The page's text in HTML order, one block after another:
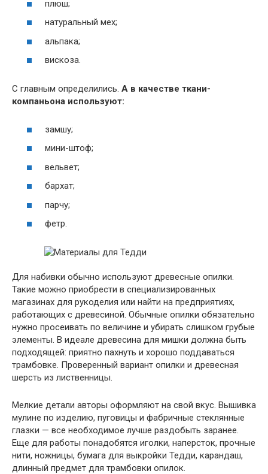
плюш;
натуральный мех;
альпака;
вискоза.
С главным определились. А в качестве ткани-
компаньона используют:
замшу;
мини-штоф;
вельвет;
бархат;
парчу;
фетр.
Для набивки обычно используют древесные опилки.
Такие можно приобрести в специализированных
магазинах для рукоделия или найти на предприятиях,
работающих с древесиной. Обычные опилки обязательно
нужно просеивать по величине и убирать слишком грубые
элементы. В идеале древесина для мишки должна быть
подходящей: приятно пахнуть и хорошо поддаваться
трамбовке. Проверенный вариант опилки и древесная
шерсть из лиственницы.
Мелкие детали авторы оформляют на свой вкус. Вышивка
мулине по изделию, пуговицы и фабричные стеклянные
глазки — все необходимое лучше раздобыть заранее.
Еще для работы понадобятся иголки, наперсток, прочные
нити, ножницы, бумага для выкройки Тедди, карандаш,
длинный предмет для трамбовки опилок.